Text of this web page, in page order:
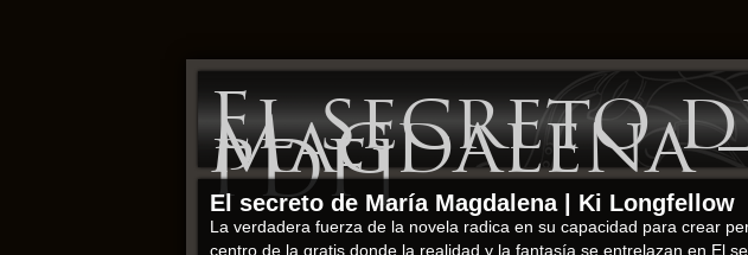
El secreto
Magdalena
PDF]
El secreto de María Magdalena | Ki Longfellow
La verdadera fuerza de la novela radica en su capacidad para crear
centro de la gratis donde la realidad y la fantasía se entrelazan en El